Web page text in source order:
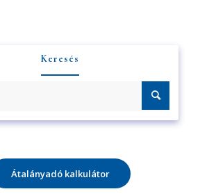
Keresés
Átalányadó kalkulátor